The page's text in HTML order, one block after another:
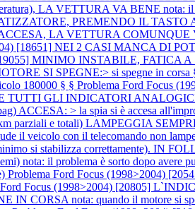
LA VETTURA VA BENE nota: il
PREMENDO IL TASTO
LA VETTURA COMUNQUE
[18651] NEI 2 CASI MANCA DI
MINIMO INSTABILE, FATICA A
SI SPEGNE:> si spegne in corsa
180000 § § Problema Ford Focus
TUTTI GLI INDICATORI
ACCESA: > la spia si è accesa
e totali) LAMPEGGIA
il veicolo con il telecomando non
si stabilizza correttamente). IN
nota: il problema è sorto dopo avere
Problema Ford Focus (1998>2004)
Ford Focus (1998>2004) [20805]
CORSA nota: quando il motore si